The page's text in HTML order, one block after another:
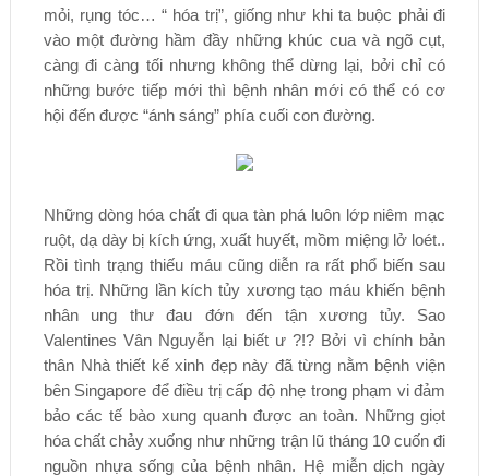
mỏi, rụng tóc… “ hóa trị”, giống như khi ta buộc phải đi
vào một đường hầm đầy những khúc cua và ngõ cụt,
càng đi càng tối nhưng không thể dừng lại, bởi chỉ có
những bước tiếp mới thì bệnh nhân mới có thể có cơ
hội đến được “ánh sáng” phía cuối con đường.
Những dòng hóa chất đi qua tàn phá luôn lớp niêm mạc
ruột, dạ dày bị kích ứng, xuất huyết, mồm miệng lở loét..
Rồi tình trạng thiếu máu cũng diễn ra rất phổ biến sau
hóa trị. Những lần kích tủy xương tạo máu khiến bệnh
nhân ung thư đau đớn đến tận xương tủy. Sao
Valentines Vân Nguyễn lại biết ư ?!? Bởi vì chính bản
thân Nhà thiết kế xinh đẹp này đã từng nằm bệnh viện
bên Singapore để điều trị cấp độ nhẹ trong phạm vi đảm
bảo các tế bào xung quanh được an toàn. Những giọt
hóa chất chảy xuống như những trận lũ tháng 10 cuốn đi
nguồn nhựa sống của bệnh nhân. Hệ miễn dịch ngày